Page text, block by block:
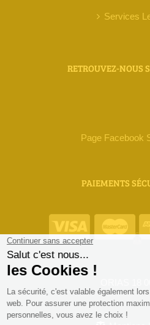
Services
RETROUVEZ-NOUS
Page Facebook
PAIEMENTS